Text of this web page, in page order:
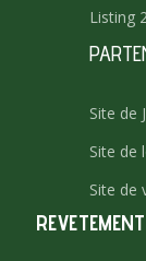
Listing
Site de
Site de
Site de